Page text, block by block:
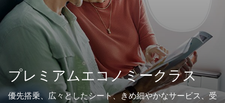
プレミアムエコノミークラス
優先搭乗、広々としたシート、きめ細やかなサービス、受